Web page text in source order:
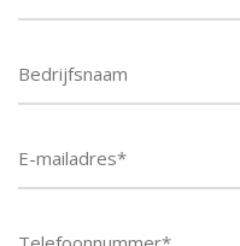
Telefoonnummer